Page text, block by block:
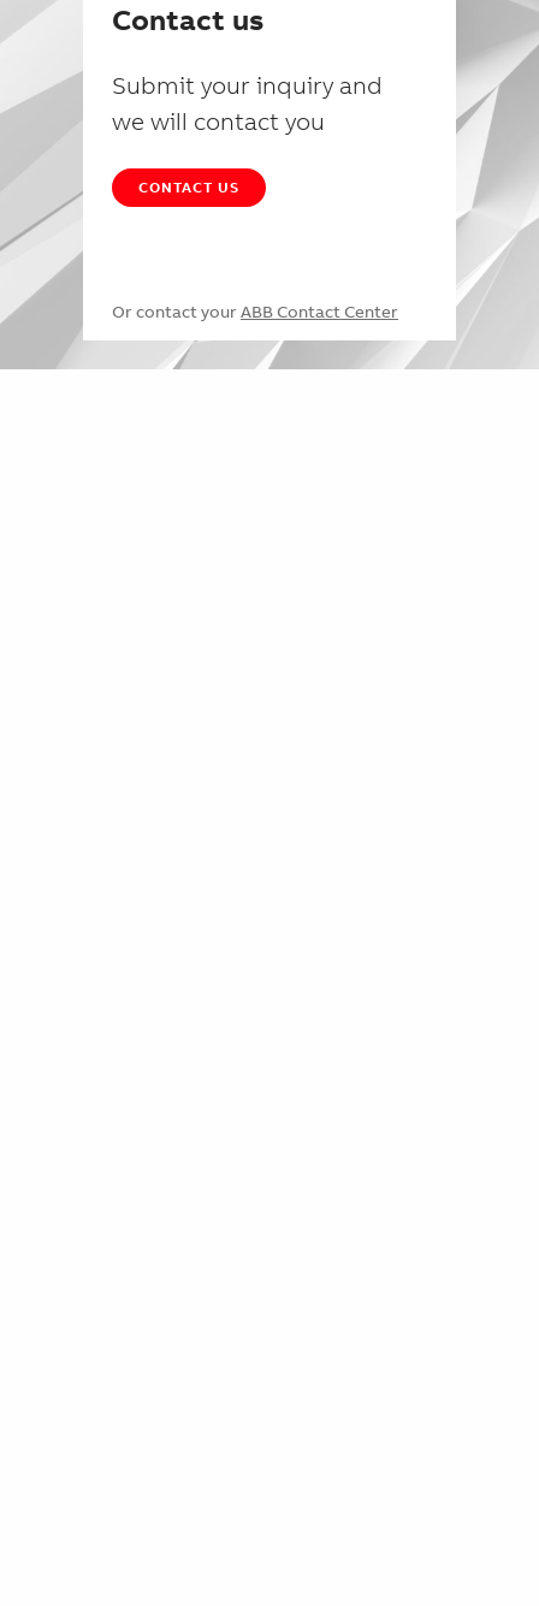
Contact us
Submit your inquiry and
we will contact you
CONTACT US
Or contact your ABB Contact Center